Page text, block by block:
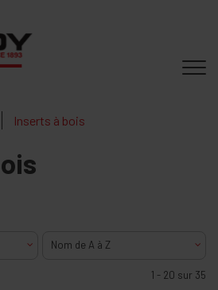
Inserts à bois
Nom de A à Z
1 - 20 sur 35